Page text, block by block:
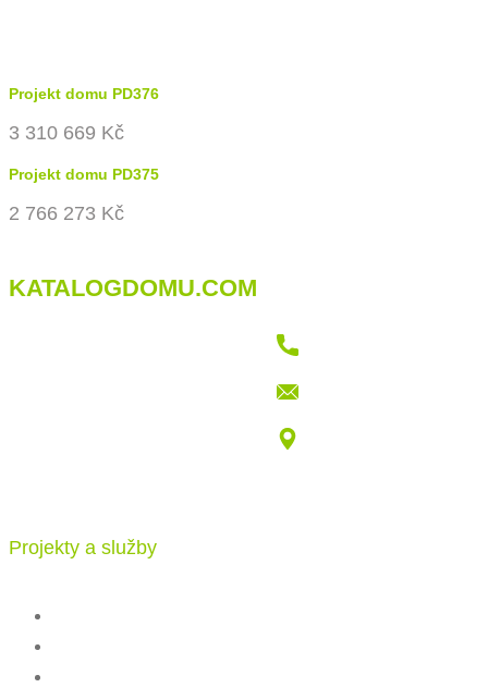
Projekt domu PD376
3 310 669 Kč
Projekt domu PD375
2 766 273 Kč
KATALOGDOMU.COM
Projekty a služby